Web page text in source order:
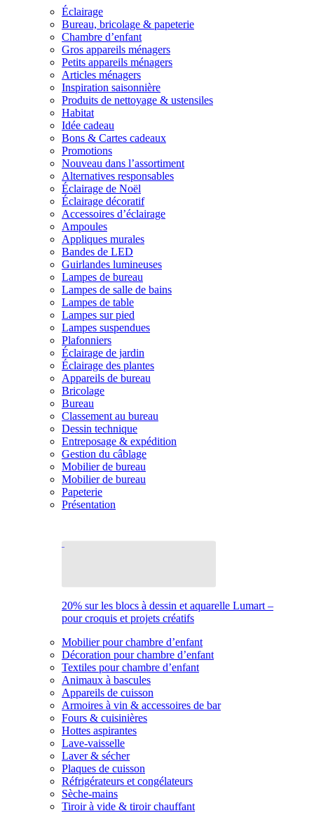
Éclairage
Bureau, bricolage & papeterie
Chambre d’enfant
Gros appareils ménagers
Petits appareils ménagers
Articles ménagers
Inspiration saisonnière
Produits de nettoyage & ustensiles
Habitat
Idée cadeau
Bons & Cartes cadeaux
Promotions
Nouveau dans l’assortiment
Alternatives responsables
Éclairage de Noël
Éclairage décoratif
Accessoires d’éclairage
Ampoules
Appliques murales
Bandes de LED
Guirlandes lumineuses
Lampes de bureau
Lampes de salle de bains
Lampes de table
Lampes sur pied
Lampes suspendues
Plafonniers
Éclairage de jardin
Éclairage des plantes
Appareils de bureau
Bricolage
Bureau
Classement au bureau
Dessin technique
Entreposage & expédition
Gestion du câblage
Mobilier de bureau
Mobilier de bureau
Papeterie
Présentation
20% sur les blocs à dessin et aquarelle Lumart –
pour croquis et projets créatifs
Mobilier pour chambre d’enfant
Décoration pour chambre d’enfant
Textiles pour chambre d’enfant
Animaux à bascules
Appareils de cuisson
Armoires à vin & accessoires de bar
Fours & cuisinières
Hottes aspirantes
Lave-vaisselle
Laver & sécher
Plaques de cuisson
Réfrigérateurs et congélateurs
Sèche-mains
Tiroir à vide & tiroir chauffant